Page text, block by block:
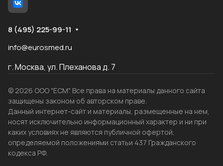
8 (495) 225-99-11
info@eurosmed.ru
г. Москва, ул. Плеханова д. 7
© 2026 ООО "ЕСМ". Все права на материалы данного сайта
защищены законом об авторском праве.
Данный интернет-сайт и материалы, размещенные на нем,
носят исключительно информационный характер и ни при
каких условиях не являются публичной офертой,
определяемой положениями статьи 437 Гражданского
кодекса РФ.